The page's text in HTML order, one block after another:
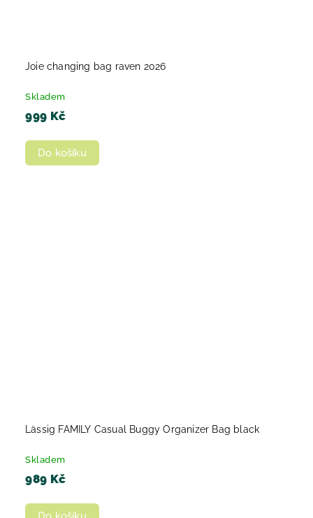
Joie changing bag raven 2026
Skladem
999 Kč
Do košíku
Lässig FAMILY Casual Buggy Organizer Bag black
Skladem
989 Kč